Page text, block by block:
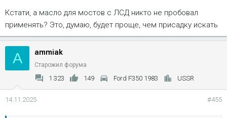
Кстати, а масло для мостов с ЛСД никто не пробовал
применять? Это, думаю, будет проще, чем присадку искать
A ammiak
Старожил форума
1 323 149 Ford F350 1983 USSR
14.11.2025 #455